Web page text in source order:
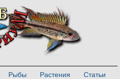
Рыбы Растения
Статьи